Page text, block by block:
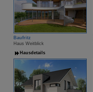
Baufritz
Haus Weitblick
Hausdetails